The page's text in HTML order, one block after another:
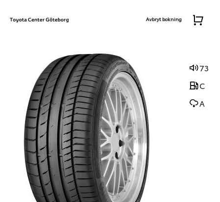
Avbryt bokning
73
C
A